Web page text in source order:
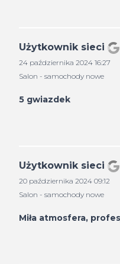
Użytkownik sieci
24 października 2024 16:27
Salon - samochody nowe
5 gwiazdek
Użytkownik sieci
20 października 2024 09:12
Salon - samochody nowe
Miła atmosfera,